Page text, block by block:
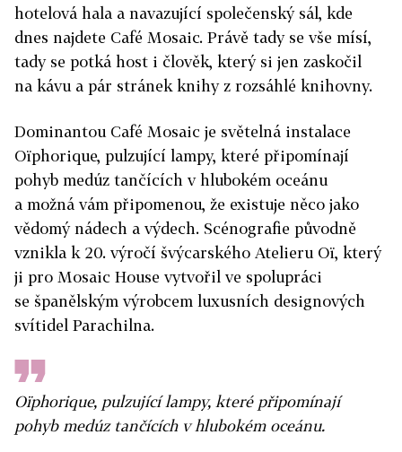
hotelová hala a navazující společenský sál, kde
dnes najdete Café Mosaic. Právě tady se vše mísí,
tady se potká host i člověk, který si jen zaskočil
na kávu a pár stránek knihy z rozsáhlé knihovny.
Dominantou Café Mosaic je světelná instalace
Oïphorique, pulzující lampy, které připomínají
pohyb medúz tančících v hlubokém oceánu
a možná vám připomenou, že existuje něco jako
vědomý nádech a výdech. Scénografie původně
vznikla k 20. výročí švýcarského Atelieru Oï, který
ji pro Mosaic House vytvořil ve spolupráci
se španělským výrobcem luxusních designových
svítidel Parachilna.
Oïphorique, pulzující lampy, které připomínají
pohyb medúz tančících v hlubokém oceánu.